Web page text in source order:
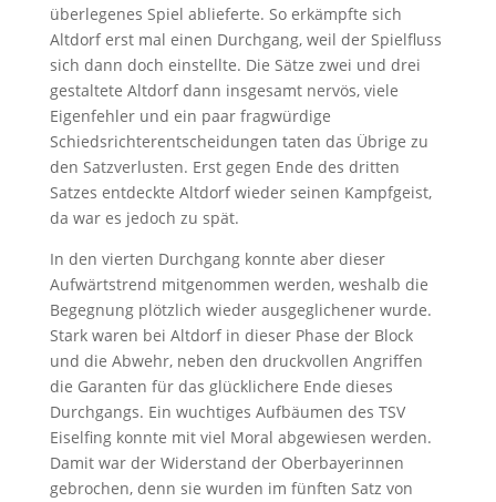
überlegenes Spiel ablieferte. So erkämpfte sich
Altdorf erst mal einen Durchgang, weil der Spielfluss
sich dann doch einstellte. Die Sätze zwei und drei
gestaltete Altdorf dann insgesamt nervös, viele
Eigenfehler und ein paar fragwürdige
Schiedsrichterentscheidungen taten das Übrige zu
den Satzverlusten. Erst gegen Ende des dritten
Satzes entdeckte Altdorf wieder seinen Kampfgeist,
da war es jedoch zu spät.
In den vierten Durchgang konnte aber dieser
Aufwärtstrend mitgenommen werden, weshalb die
Begegnung plötzlich wieder ausgeglichener wurde.
Stark waren bei Altdorf in dieser Phase der Block
und die Abwehr, neben den druckvollen Angriffen
die Garanten für das glücklichere Ende dieses
Durchgangs. Ein wuchtiges Aufbäumen des TSV
Eiselfing konnte mit viel Moral abgewiesen werden.
Damit war der Widerstand der Oberbayerinnen
gebrochen, denn sie wurden im fünften Satz von